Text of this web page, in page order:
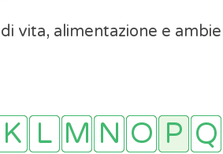
vita, alimentazione e